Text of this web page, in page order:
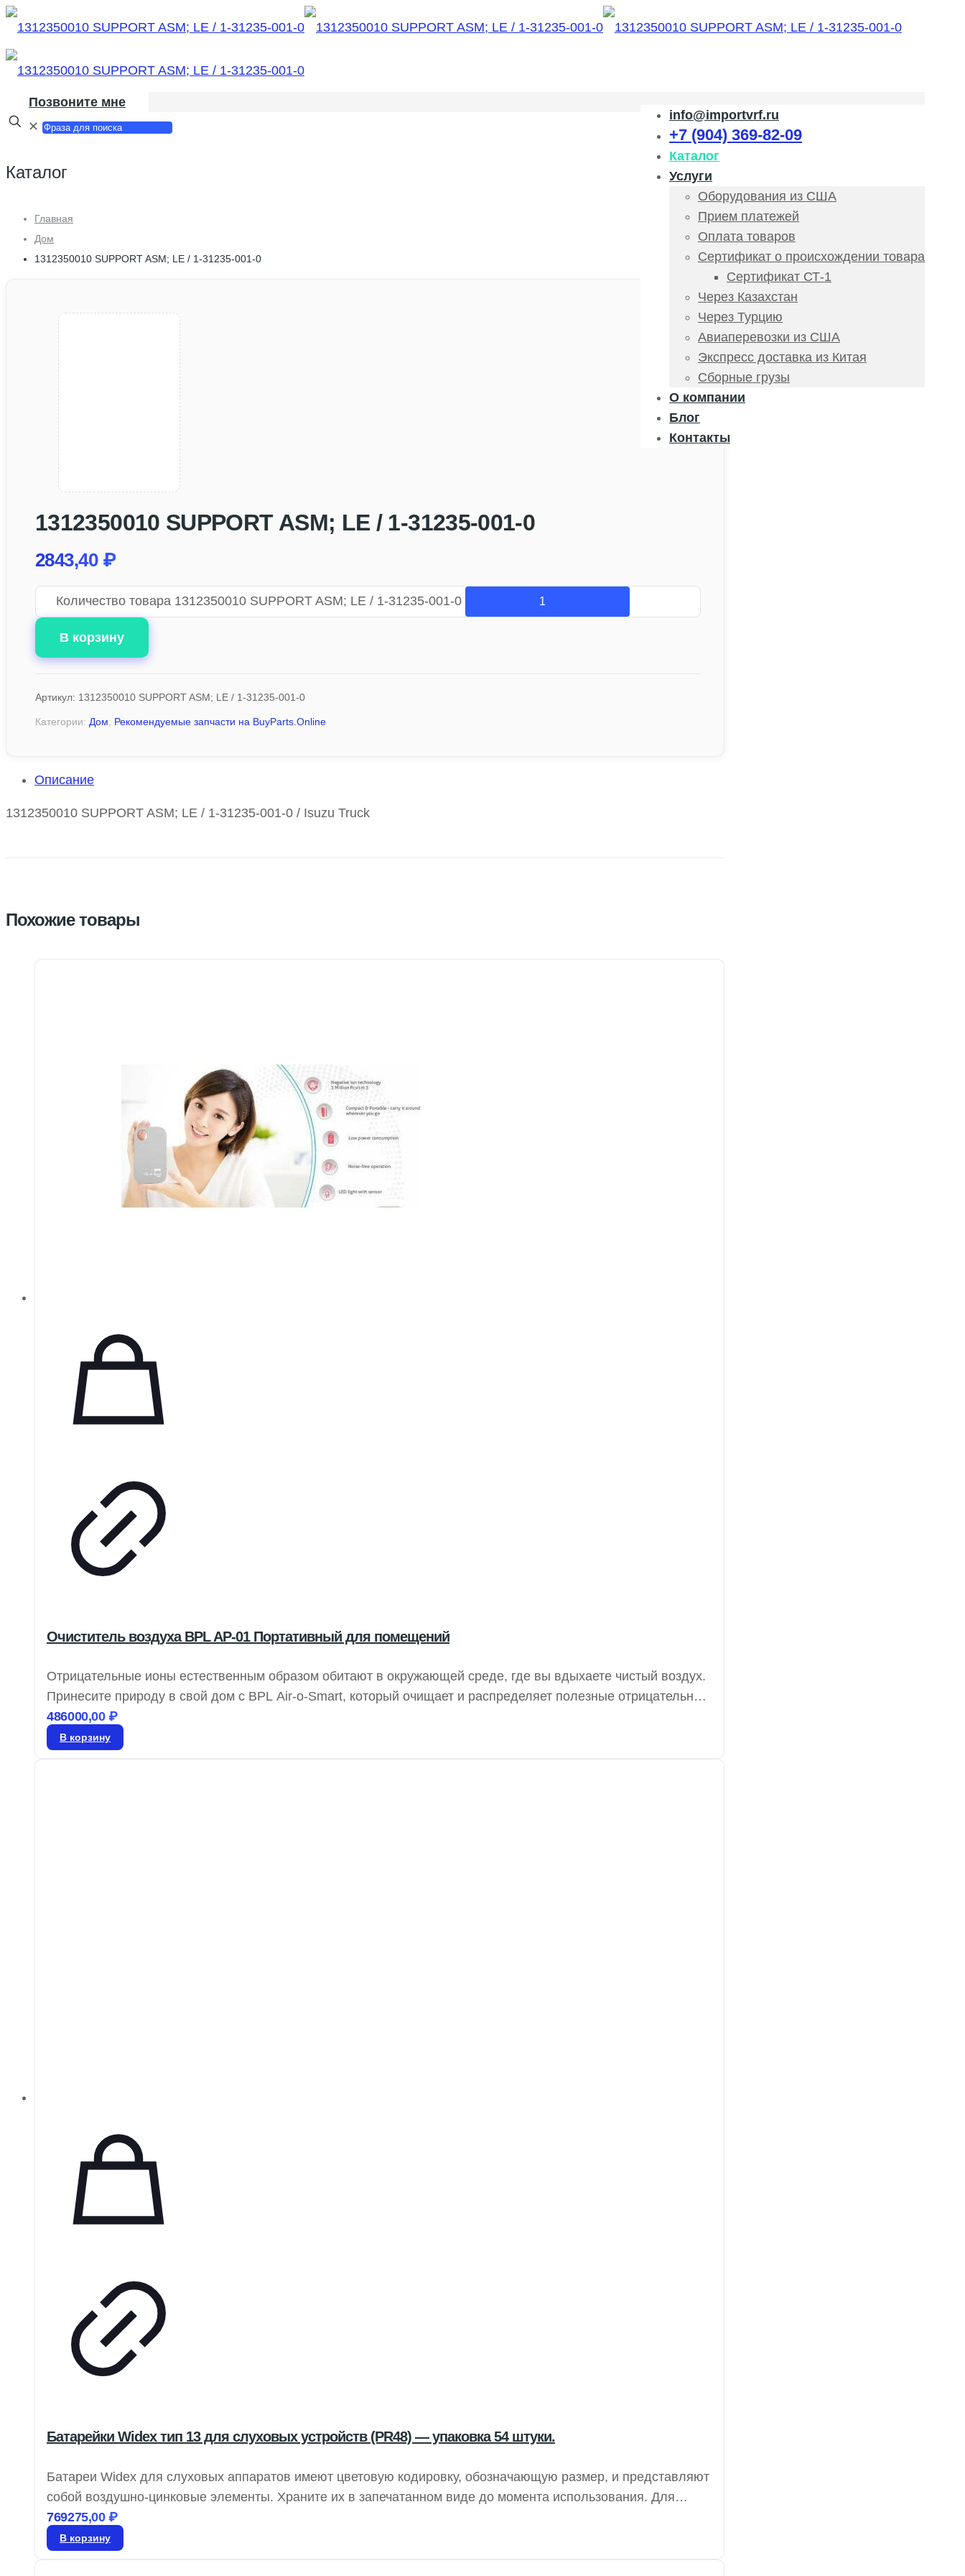
info@importvrf.ru
+7 (904) 369-82-09
Каталог
Услуги
Оборудования из США
Прием платежей
Оплата товаров
Сертификат о происхождении товара
Сертификат СТ-1
Через Казахстан
Через Турцию
Авиаперевозки из США
Экспресс доставка из Китая
Сборные грузы
О компании
Блог
Контакты
Позвоните мне
✕
Каталог
Главная
Дом
1312350010 SUPPORT ASM; LE / 1-31235-001-0
1312350010 SUPPORT ASM; LE / 1-31235-001-0
2843,40 ₽
Количество товара 1312350010 SUPPORT ASM; LE / 1-31235-001-0
В корзину
Артикул: 1312350010 SUPPORT ASM; LE / 1-31235-001-0
Категории: Дом, Рекомендуемые запчасти на BuyParts.Online
Описание
1312350010 SUPPORT ASM; LE / 1-31235-001-0 / Isuzu Truck
Похожие товары
Очиститель воздуха BPL AP-01 Портативный для помещений
Отрицательные ионы естественным образом обитают в окружающей среде, где вы вдыхаете чистый воздух.
Принесите природу в свой дом с BPL Air-o-Smart, который очищает и распределяет полезные отрицательные
ионы, обеспечивая свежий воздух в любых условиях — дома или на работе. Нейтрализуя свободные
радикалы и ускоряя клеточный обмен, отрицательные ионы способствуют вашему благополучию.
486000,00₽
В корзину
Батарейки Widex тип 13 для слуховых устройств (PR48) — упаковка 54 штуки.
Батареи Widex для слуховых аппаратов имеют цветовую кодировку, обозначающую размер, и представляют
собой воздушно-цинковые элементы. Храните их в запечатанном виде до момента использования. Для
активации батареи снимите защитную этикетку и дайте ей “подышать” в течение 60 секунд перед установкой
в слуховой аппарат.
769275,00₽
В корзину